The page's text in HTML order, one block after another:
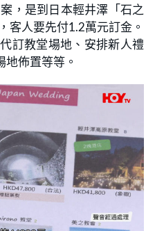
，是到日本輕井澤「石之
客人要先付1.2萬元訂金。
訂教堂場地、安排新人禮
佈置等等。